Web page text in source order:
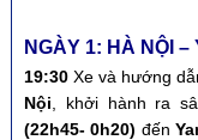
NGÀY 1: HÀ NỘI –
19:30Xe và hướng
Nội , khởi hành ra
(22h45-0h20) đến